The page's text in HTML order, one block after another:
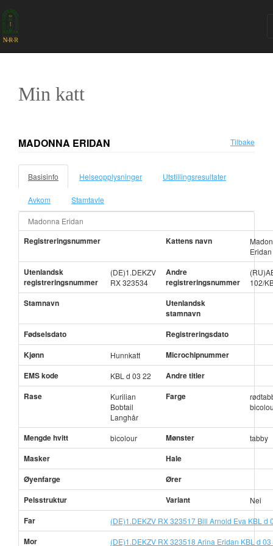
Min katt
MADONNA ERIDAN Tilbake
Basisinfo Helseopplysninger Utstillingsresultater
Avkom Stamtavle
Madonna Eridan
Registreringsnummer Kattens navn
Eridan
Utenlandsk
registreringsnummer
(DE)1.DEKZV
RX 323534
Andre
registreringsnummer
102/
Stamnavn
Utenlandsk
stamnavn
Fødselsdato
Registreringsdato
Kjønn
Hunnkatt
Microchipnummer
EMS kode
KBL d 03 22
Andre titler
Rase
Kurilian
Bobtail
Langhår
Farge
Mengde hvitt bicolour Mønster tabby
Masker
Hale
Øyenfarge
Ører
Pelsstruktur
Variant Nei
Far (DE)1.DEKZV RX 323517 Bill Arnold Eva KBL d
Mor (DE)1.DEKZV RX 323518 Arina Eridan KBL d 03